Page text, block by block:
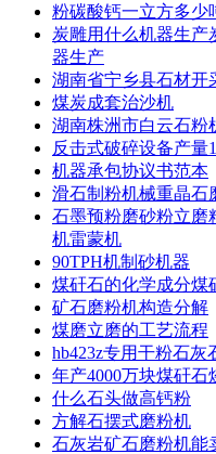
粉碳酸钙一立方多少
炭雕用什么机器生产
器生产
湖南省宁乡县石材开
煤炭成套治沙机
湖南株洲市白云石粉
反击式破碎设备产量
机器承包协议书范本
滑石制粉机械重晶石
石墨预粉磨砂粉立磨
机雷蒙机
90TPH机制砂机器
煤矸石的化学成分煤
矿石磨粉机构造分解
煤磨立磨的工艺流程
hb423z专用干粉石灰
年产4000万块煤矸
什么石头做高钙粉
方解石摆式磨粉机
石灰岩矿石磨粉机能